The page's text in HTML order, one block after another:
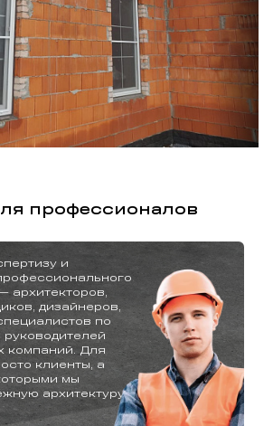
профессионалов
и
архитекторов,
дизайнеров,
по
компаний. Для
клиенты, а
мы
архитектуру.